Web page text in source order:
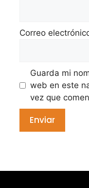
Correo
Guarda mi
web en este
vez que